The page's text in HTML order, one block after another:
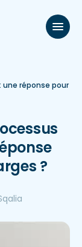
réponse pour
?